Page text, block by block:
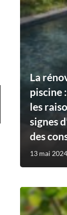
La
piscine
les
signes
des
13 mai 2024